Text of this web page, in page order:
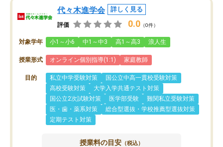
代々木進学会 詳しく見る
評価 0.0 （0件）
対象学年 小1～小6 中1～中3 高1～高3 浪人生
授業形式 オンライン個別指導(1:1) 家庭教師
目的 私立中学受験対策
国公立中高一貫校受験対策
高校受験対策
大学入学共通テスト対策
国公立2次試験対策
医学部受験
難関私立受験対策
医・歯・薬系対策
総合型選抜・学校推薦型選抜対策
定期テスト対策
授業料の目安 （税込）